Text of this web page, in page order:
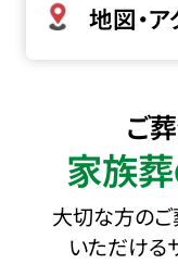
地図・
ご
家族
大切な方のご
いただける